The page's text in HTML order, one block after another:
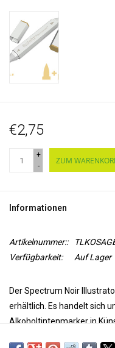
€2,75
+
-
ZUM
Informationen
Artikelnummer::
Verfügbarkeit:
Auf Lager
Der Spectrum Noir
erhältlich. Es handelt sich
Alkoholtintenmarker in